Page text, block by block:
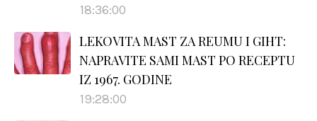
18:36:00
LEKOVITA MAST ZA REUMU I GIHT:
NAPRAVITE SAMI MAST PO RECEPTU
IZ 1967. GODINE
19:28:00